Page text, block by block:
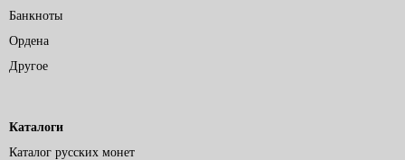
Банкноты
Ордена
Другое
Каталоги
Каталог русских монет